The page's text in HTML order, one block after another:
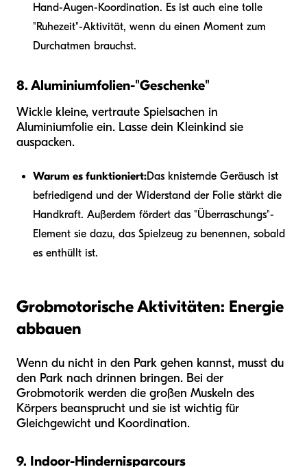
Hand-Augen-Koordination. Es ist auch eine tolle
"Ruhezeit"-Aktivität, wenn du einen Moment zum
Durchatmen brauchst.
8. Aluminiumfolien-"Geschenke"
Wickle kleine, vertraute Spielsachen in
Aluminiumfolie ein. Lasse dein Kleinkind sie
auspacken.
Warum es funktioniert:Das knisternde Geräusch ist
befriedigend und der Widerstand der Folie stärkt die
Handkraft. Außerdem fördert das "Überraschungs"-
Element sie dazu, das Spielzeug zu benennen, sobald
es enthüllt ist.
Grobmotorische Aktivitäten: Energie
abbauen
Wenn du nicht in den Park gehen kannst, musst du
den Park nach drinnen bringen. Bei der
Grobmotorik werden die großen Muskeln des
Körpers beansprucht und sie ist wichtig für
Gleichgewicht und Koordination.
9. Indoor-Hindernisparcours